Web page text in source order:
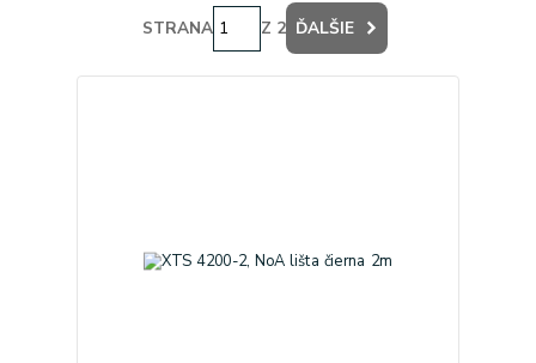
STRANA Z 2 ĎALŠIE